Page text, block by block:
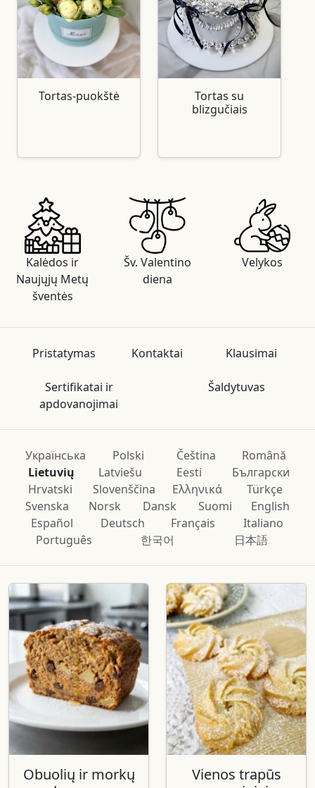
Tortas-puokštė
Tortas su
blizgučiais
Kalėdos ir
Naujųjų Metų
šventės
Šv. Valentino
diena
Velykos
Pristatymas Kontaktai Klausimai
Sertifikatai ir
apdovanojimai
Šaldytuvas
Українська Polski Čeština
Română
Lietuvių
Latviešu Eesti
Български
Hrvatski
Slovenščina Ελληνικά
Türkçe
Svenska
Norsk Dansk Suomi
English
Español
Deutsch Français
Italiano
Português
한국어 日本語
Obuolių ir morkų
Vienos trapūs